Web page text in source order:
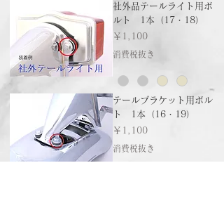
社外品テールライト用ボ
ルト 1本（17・18）
価格
￥1,100
消費税抜き
テールブラケット用ボル
ト 1本（16・19）
価格
￥1,100
消費税抜き